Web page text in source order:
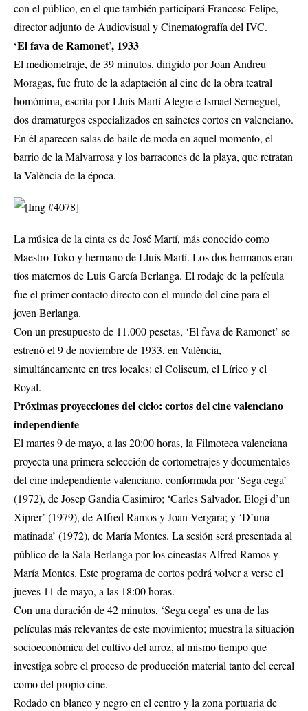
con el público, en el que también participará Francesc Felipe,
director adjunto de Audiovisual y Cinematografía del IVC.
‘El fava de Ramonet’, 1933
El mediometraje, de 39 minutos, dirigido por Joan Andreu
Moragas, fue fruto de la adaptación al cine de la obra teatral
homónima, escrita por Lluís Martí Alegre e Ismael Serneguet,
dos dramaturgos especializados en sainetes cortos en valenciano.
En él aparecen salas de baile de moda en aquel momento, el
barrio de la Malvarrosa y los barracones de la playa, que retratan
la València de la época.
La música de la cinta es de José Martí, más conocido como
Maestro Toko y hermano de Lluís Martí. Los dos hermanos eran
tíos maternos de Luis García Berlanga. El rodaje de la película
fue el primer contacto directo con el mundo del cine para el
joven Berlanga.
Con un presupuesto de 11.000 pesetas, ‘El fava de Ramonet’ se
estrenó el 9 de noviembre de 1933, en València,
simultáneamente en tres locales: el Coliseum, el Lírico y el
Royal.
Próximas proyecciones del ciclo: cortos del cine valenciano
independiente
El martes 9 de mayo, a las 20:00 horas, la Filmoteca valenciana
proyecta una primera selección de cortometrajes y documentales
del cine independiente valenciano, conformada por ‘Sega cega’
(1972), de Josep Gandia Casimiro; ‘Carles Salvador. Elogi d’un
Xiprer’ (1979), de Alfred Ramos y Joan Vergara; y ‘D’una
matinada’ (1972), de María Montes. La sesión será presentada al
público de la Sala Berlanga por los cineastas Alfred Ramos y
María Montes. Este programa de cortos podrá volver a verse el
jueves 11 de mayo, a las 18:00 horas.
Con una duración de 42 minutos, ‘Sega cega’ es una de las
películas más relevantes de este movimiento; muestra la situación
socioeconómica del cultivo del arroz, al mismo tiempo que
investiga sobre el proceso de producción material tanto del cereal
como del propio cine.
Rodado en blanco y negro en el centro y la zona portuaria de